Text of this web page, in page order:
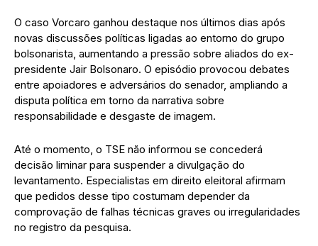
O caso Vorcaro ganhou destaque nos últimos dias após
novas discussões políticas ligadas ao entorno do grupo
bolsonarista, aumentando a pressão sobre aliados do ex-
presidente Jair Bolsonaro. O episódio provocou debates
entre apoiadores e adversários do senador, ampliando a
disputa política em torno da narrativa sobre
responsabilidade e desgaste de imagem.
Até o momento, o TSE não informou se concederá
decisão liminar para suspender a divulgação do
levantamento. Especialistas em direito eleitoral afirmam
que pedidos desse tipo costumam depender da
comprovação de falhas técnicas graves ou irregularidades
no registro da pesquisa.